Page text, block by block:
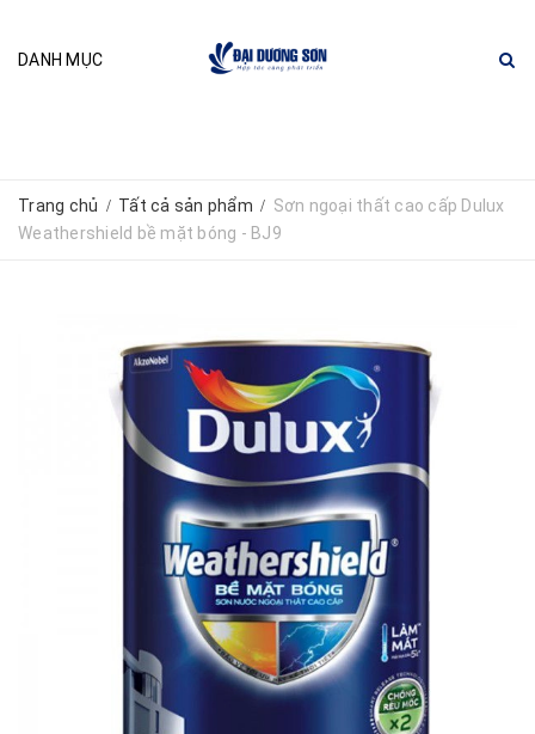
DANH MỤC
Trang chủ / Tất cả sản phẩm / Sơn ngoại thất cao cấp Dulux
Weathershield bề mặt bóng - BJ9